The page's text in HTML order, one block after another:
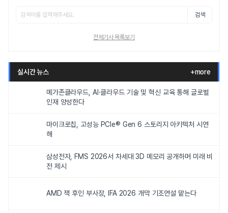
검색
전체기사 목록보기
실시간 뉴스 +more
메가존클라우드, AI·클라우드 기술 및 혁신 교육 통해 글로벌
인재 양성한다
마이크로칩, 고성능 PCIe® Gen 6 스토리지 아키텍처 시연
해
삼성전자, FMS 2026서 차세대 3D 메모리 공개하며 미래 비
전 제시
AMD 잭 후인 부사장, IFA 2026 개막 기조연설 맡는다